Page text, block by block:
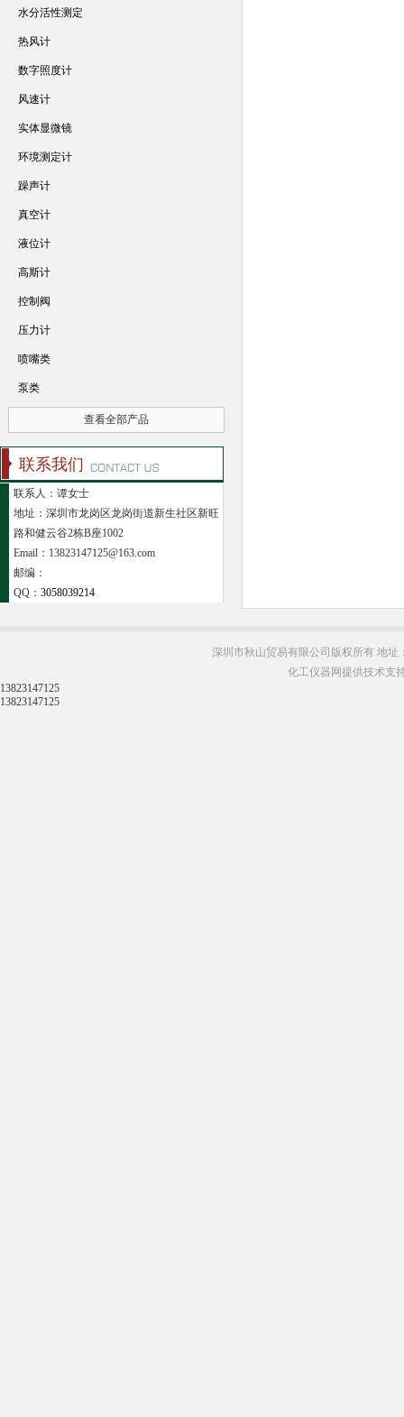
水分活性测定
热风计
数字照度计
风速计
实体显微镜
环境测定计
躁声计
真空计
液位计
高斯计
控制阀
压力计
喷嘴类
泵类
查看全部产品
联系我们
联系人：谭女士
地址：深圳市龙岗区龙岗街道新生社区新旺
路和健云谷2栋B座1002
Email：13823147125@163.com
邮编：
QQ： 3058039214
深圳市秋山贸易有限公司版权所有 地址
化工仪器网提供技术支
13823147125
13823147125